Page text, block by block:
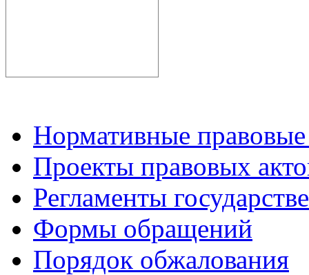
Нормативные
Проекты правовых
Регламенты
Формы обращений
Порядок обжалования